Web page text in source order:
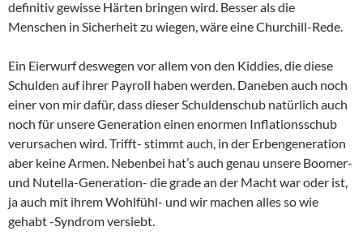
definitiv gewisse Härten bringen wird. Besser als die
Menschen in Sicherheit zu wiegen, wäre eine Churchill-Rede.
Ein Eierwurf deswegen vor allem von den Kiddies, die diese
Schulden auf ihrer Payroll haben werden. Daneben auch noch
einer von mir dafür, dass dieser Schuldenschub natürlich auch
noch für unsere Generation einen enormen Inflationsschub
verursachen wird. Trifft- stimmt auch, in der Erbengeneration
aber keine Armen. Nebenbei hat’s auch genau unsere Boomer-
und Nutella-Generation- die grade an der Macht war oder ist,
ja auch mit ihrem Wohlfühl- und wir machen alles so wie
gehabt -Syndrom versiebt.